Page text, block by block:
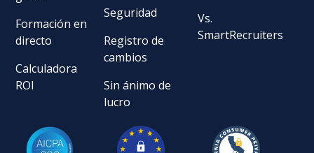
Formación en
directo
Calculadora
ROI
Seguridad
Registro de
cambios
Sin ánimo de
lucro
Vs.
SmartRecruiters